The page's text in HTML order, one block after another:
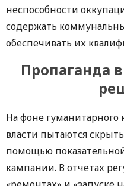
неспособности
содержать
обеспечивать их
Пропаганда
На фоне
власти пытаются
помощью
кампании. В отчетах